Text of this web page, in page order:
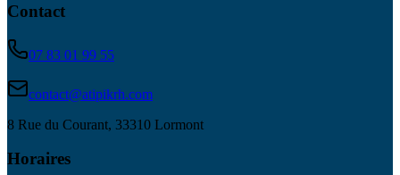
Contact
07 83 01 99 55
contact@atipikrh.com
8 Rue du Courant, 33310 Lormont
Horaires